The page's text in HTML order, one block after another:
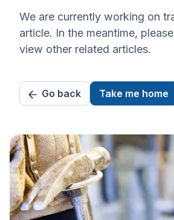
We are currently working on
article. In the meantime,
view other related articles.
Go back Take me home